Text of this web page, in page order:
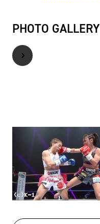
PHOTO GALLERY